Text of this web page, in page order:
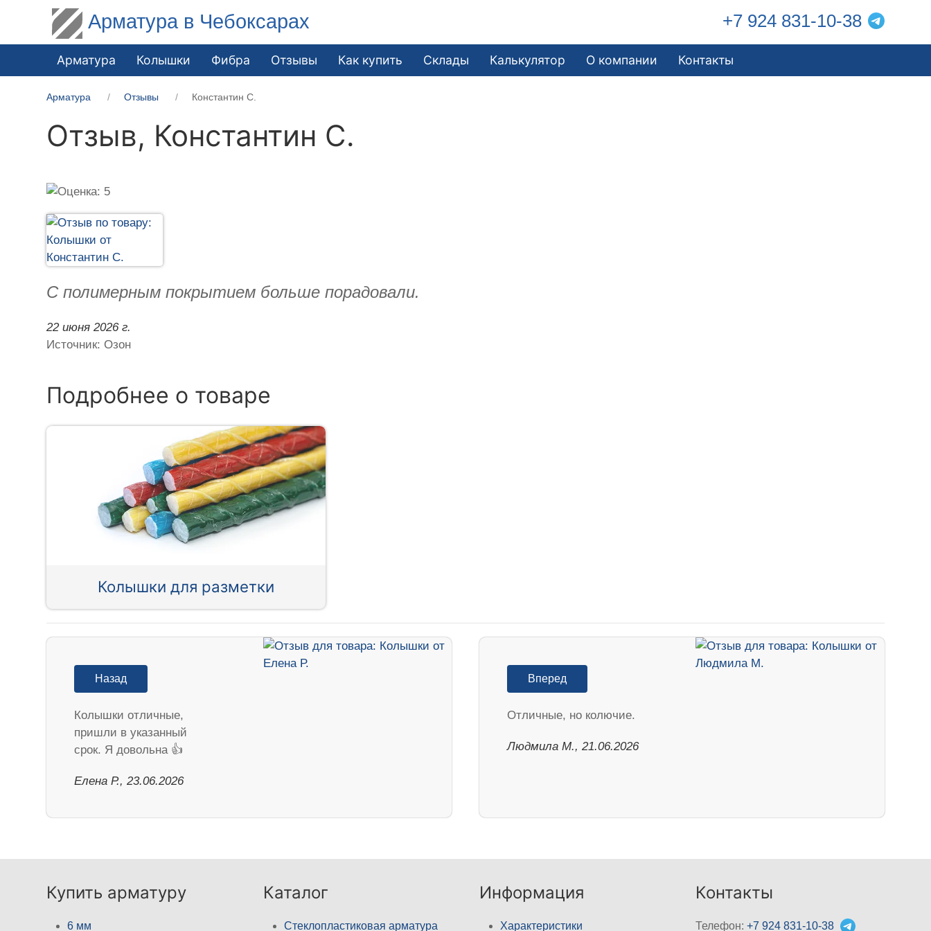
Арматура в Чебоксарах +7 924 831-10-38
Арматура Колышки Фибра Отзывы Как купить Склады Калькулятор О компании Контакты
Арматура Отзывы Константин С.
Отзыв, Константин С.
С полимерным покрытием больше порадовали.
22 июня 2026 г.
Источник: Озон
Подробнее о товаре
Колышки для разметки
Назад
Колышки отличные,
пришли в указанный
срок. Я довольна 👍
Елена Р., 23.06.2026
Вперед
Отличные, но колючие.
Людмила М., 21.06.2026
Купить арматуру
6 мм
Каталог
Стеклопластиковая арматура
Информация
Характеристики
Контакты
Телефон:+7 924 831-10-38